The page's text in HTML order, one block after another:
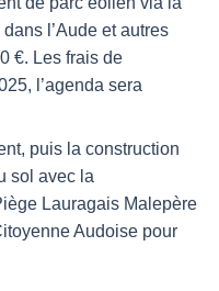
l’Aude et autres
€. Les frais de
l’agenda sera
puis la construction
sol avec la
Lauragais Malepère
Audoise pour